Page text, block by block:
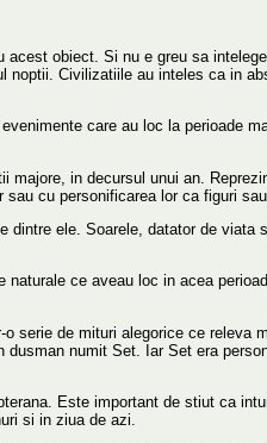
obiect. Si nu e greu sa
noptii. Civilizatiile au inteles ca in
care au loc la perioade
majore, in decursul unui an.
cu personificarea lor ca figuri sau
dintre ele. Soarele, datator de viata
ce aveau loc in acea
serie de mituri alegorice ce releva
numit Set. Iar Set era
Este important de stiut ca
si in ziua de azi.